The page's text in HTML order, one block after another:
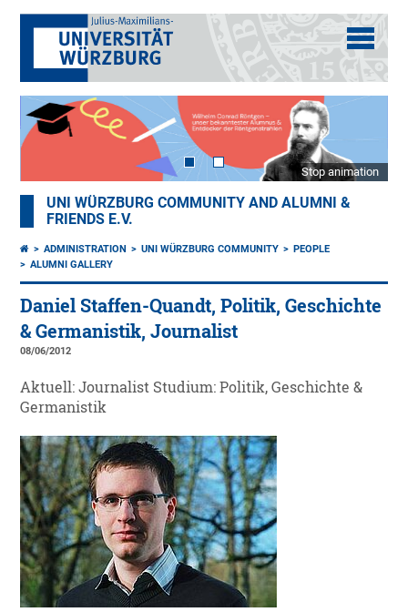
Stop animation
UNI WÜRZBURG COMMUNITY AND ALUMNI &
FRIENDS E.V.
ADMINISTRATION UNI WÜRZBURG COMMUNITY
PEOPLE
ALUMNI GALLERY
Daniel Staffen-Quandt, Politik, Geschichte
& Germanistik, Journalist
08/06/2012
Aktuell: Journalist Studium: Politik, Geschichte &
Germanistik